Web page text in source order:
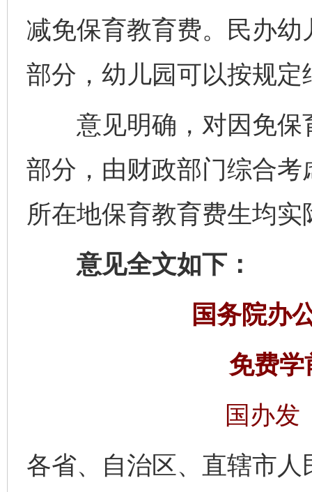
减免保育教育费。民办
部分，幼儿园可以按规
意见明确，对因免保
部分，由财政部门综合
所在地保育教育费生均
意见全文如下：
国务院办
免费学
国办发
各省、自治区、直辖市